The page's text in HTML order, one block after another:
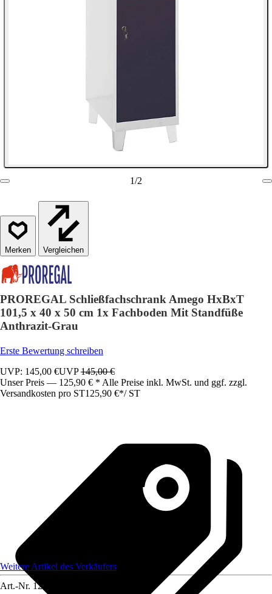
1/2
Vergleichen
PROREGAL Schließfachschrank Amego HxBxT
101,5 x 40 x 50 cm 1x Fachboden Mit Standfüße
Anthrazit-Grau
Erste Bewertung schreiben
UVP: 145,00 €UVP145,00 €
Unser Preis — 125,90 € * Alle Preise inkl. MwSt. und ggf. zzgl.
Versandkosten pro ST125,90 €*/ ST
Weitere Artikel des Verkäufers
Art.-Nr. 12583629